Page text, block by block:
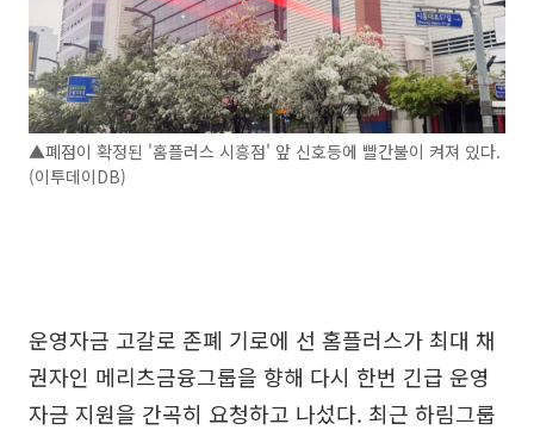
▲폐점이 확정된 '홈플러스 시흥점' 앞 신호등에 빨간불이 켜져 있다.
(이투데이DB)
운영자금 고갈로 존폐 기로에 선 홈플러스가 최대 채
권자인 메리츠금융그룹을 향해 다시 한번 긴급 운영
자금 지원을 간곡히 요청하고 나섰다. 최근 하림그룹